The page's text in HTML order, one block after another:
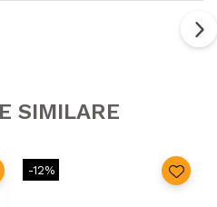
SIMILARE
-12%